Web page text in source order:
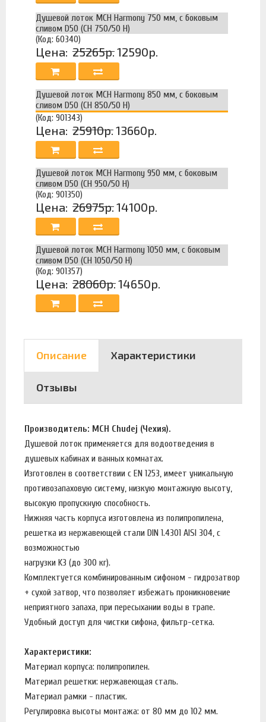
Душевой лоток MCH Harmony 750 мм, с боковым
сливом D50 (CH 750/50 H)
(Код: 60340)
Цена: 25265р.12590р.
Душевой лоток MCH Harmony 850 мм, с боковым
сливом D50 (CH 850/50 H)
(Код: 901343)
Цена: 25910р.13660р.
Душевой лоток MCH Harmony 950 мм, с боковым
сливом D50 (CH 950/50 H)
(Код: 901350)
Цена: 26975р.14100р.
Душевой лоток MCH Harmony 1050 мм, с боковым
сливом D50 (CH 1050/50 H)
(Код: 901357)
Цена: 28060р.14650р.
Описание Характеристики
Отзывы
Производитель: MCH Chudej (Чехия).
Душевой лоток применяется для водоотведения в
душевых кабинах и ванных комнатах.
Изготовлен в соответствии с EN 1253, имеет уникальную
противозапаховую систему, низкую монтажную высоту,
высокую пропускную способность.
Нижняя часть корпуса изготовлена из полипропилена,
решетка из нержавеющей стали DIN 1.4301 AISI 304, с
возможностью
нагрузки K3 (до 300 кг).
Комплектуется комбинированным сифоном - гидрозатвор
+ сухой затвор, что позволяет избежать проникновение
неприятного запаха, при пересыхании воды в трапе.
Удобный доступ для чистки сифона, фильтр-сетка.
Характеристики:
Материал корпуса: полипропилен.
Материал решетки: нержавеющая сталь.
Материал рамки - пластик.
Регулировка высоты монтажа: от 80 мм до 102 мм.